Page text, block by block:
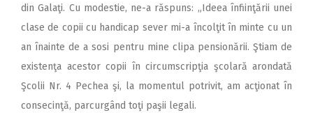
din Galaţi. Cu modestie, ne-a răspuns: „Ideea înfiinţării unei
clase de copii cu handicap sever mi-a încolţit în minte cu un
an înainte de a sosi pentru mine clipa pensionării. Ştiam de
existenţa acestor copii în circumscripţia şcolară arondată
Şcolii Nr. 4 Pechea şi, la momentul potrivit, am acţionat în
consecinţă, parcurgând toţi paşii legali.